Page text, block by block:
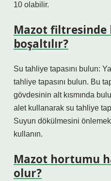
10 olabilir.
Mazot filtresinde
boşaltılır?
Su tahliye tapasını bulun:
tahliye tapasını bulun. Bu
gövdesinin alt kısmında
alet kullanarak su tahliye
Suyun dökülmesini
kullanın.
Mazot hortumu
olur?